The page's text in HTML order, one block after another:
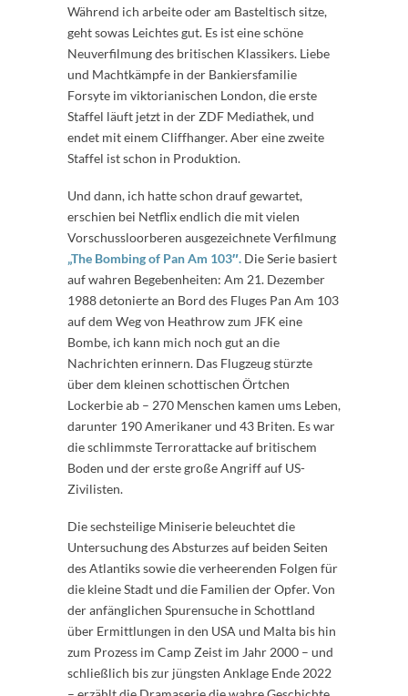
Während ich arbeite oder am Basteltisch sitze,
geht sowas Leichtes gut. Es ist eine schöne
Neuverfilmung des britischen Klassikers. Liebe
und Machtkämpfe in der Bankiersfamilie
Forsyte im viktorianischen London, die erste
Staffel läuft jetzt in der ZDF Mediathek, und
endet mit einem Cliffhanger. Aber eine zweite
Staffel ist schon in Produktion.
Und dann, ich hatte schon drauf gewartet,
erschien bei Netflix endlich die mit vielen
Vorschussloorberen ausgezeichnete Verfilmung
„The Bombing of Pan Am 103″. Die Serie basiert
auf wahren Begebenheiten: Am 21. Dezember
1988 detonierte an Bord des Fluges Pan Am 103
auf dem Weg von Heathrow zum JFK eine
Bombe, ich kann mich noch gut an die
Nachrichten erinnern. Das Flugzeug stürzte
über dem kleinen schottischen Örtchen
Lockerbie ab – 270 Menschen kamen ums Leben,
darunter 190 Amerikaner und 43 Briten. Es war
die schlimmste Terrorattacke auf britischem
Boden und der erste große Angriff auf US-
Zivilisten.
Die sechsteilige Miniserie beleuchtet die
Untersuchung des Absturzes auf beiden Seiten
des Atlantiks sowie die verheerenden Folgen für
die kleine Stadt und die Familien der Opfer. Von
der anfänglichen Spurensuche in Schottland
über Ermittlungen in den USA und Malta bis hin
zum Prozess im Camp Zeist im Jahr 2000 – und
schließlich bis zur jüngsten Anklage Ende 2022